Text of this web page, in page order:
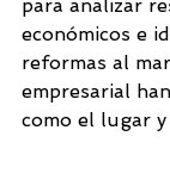
para analizar
económicos e
reformas al
empresarial
como el lugar